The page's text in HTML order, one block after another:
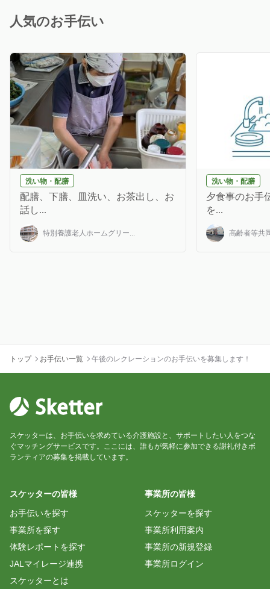
人気のお手伝い
洗い物・配膳
配膳、下膳、皿洗い、お茶出し、お
話し...
特別養護老人ホームグリー...
洗い物・配膳
夕食事のお手
を...
高齢者等共
トップ お手伝い一覧 午後のレクレーションのお手伝いを募集します！
スケッターは、お手伝いを求めている介護施設と、サポートしたい人をつな
ぐマッチングサービスです。ここには、誰もが気軽に参加できる謝礼付きボ
ランティアの募集を掲載しています。
スケッターの皆様
お手伝いを探す
事業所を探す
体験レポートを探す
JALマイレージ連携
スケッターとは
事業所の皆様
スケッターを探す
事業所利用案内
事業所の新規登録
事業所ログイン